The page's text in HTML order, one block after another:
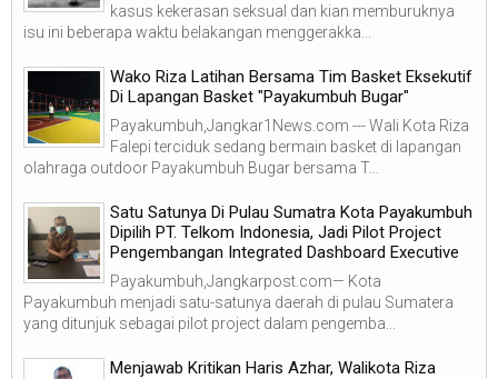
kasus kekerasan seksual dan kian memburuknya
isu ini beberapa waktu belakangan menggerakka...
Wako Riza Latihan Bersama Tim Basket Eksekutif
Di Lapangan Basket "Payakumbuh Bugar"
Payakumbuh,Jangkar1News.com --- Wali Kota Riza
Falepi terciduk sedang bermain basket di lapangan
olahraga outdoor Payakumbuh Bugar bersama T...
Satu Satunya Di Pulau Sumatra Kota Payakumbuh
Dipilih PT. Telkom Indonesia, Jadi Pilot Project
Pengembangan Integrated Dashboard Executive
Payakumbuh,Jangkarpost.com— Kota
Payakumbuh menjadi satu-satunya daerah di pulau Sumatera
yang ditunjuk sebagai pilot project dalam pengemba...
Menjawab Kritikan Haris Azhar, Walikota Riza